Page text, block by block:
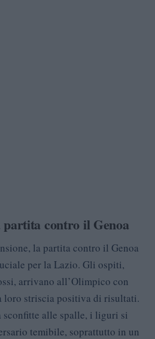
contro il Genoa
la partita contro il Genoa
per la Lazio. Gli ospiti,
arrivano all’Olimpico con
loro striscia positiva di risultati.
sconfitte alle spalle, i liguri si
temibile, soprattutto in un